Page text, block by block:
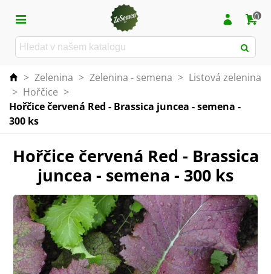
0
> Zelenina > Zelenina - semena > Listová zelenina
> Hořčice >
Hořčice červená Red - Brassica juncea - semena -
300 ks
Hořčice červená Red - Brassica
juncea - semena - 300 ks